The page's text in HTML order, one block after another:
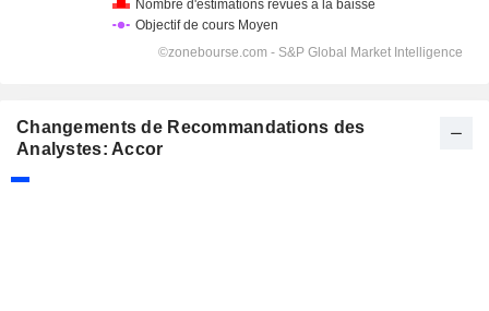
Changements de Recommandations des
Analystes: Accor